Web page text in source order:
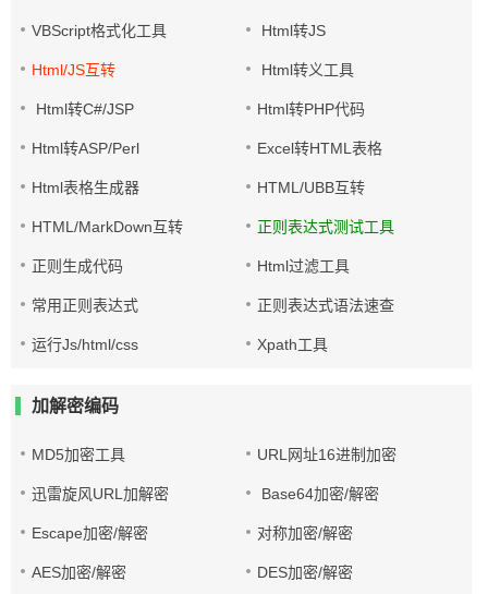
VBScript格式化工具 Html转JS
Html/JS互转 Html转义工具
Html转C#/JSP Html转PHP代码
Html转ASP/Perl Excel转HTML表格
Html表格生成器 HTML/UBB互转
HTML/MarkDown互转 正则表达式测试工具
正则生成代码 Html过滤工具
常用正则表达式 正则表达式语法速查
运行Js/html/css Xpath工具
加解密编码
MD5加密工具 URL网址16进制加密
迅雷旋风URL加解密 Base64加密/解密
Escape加密/解密 对称加密/解密
AES加密/解密 DES加密/解密